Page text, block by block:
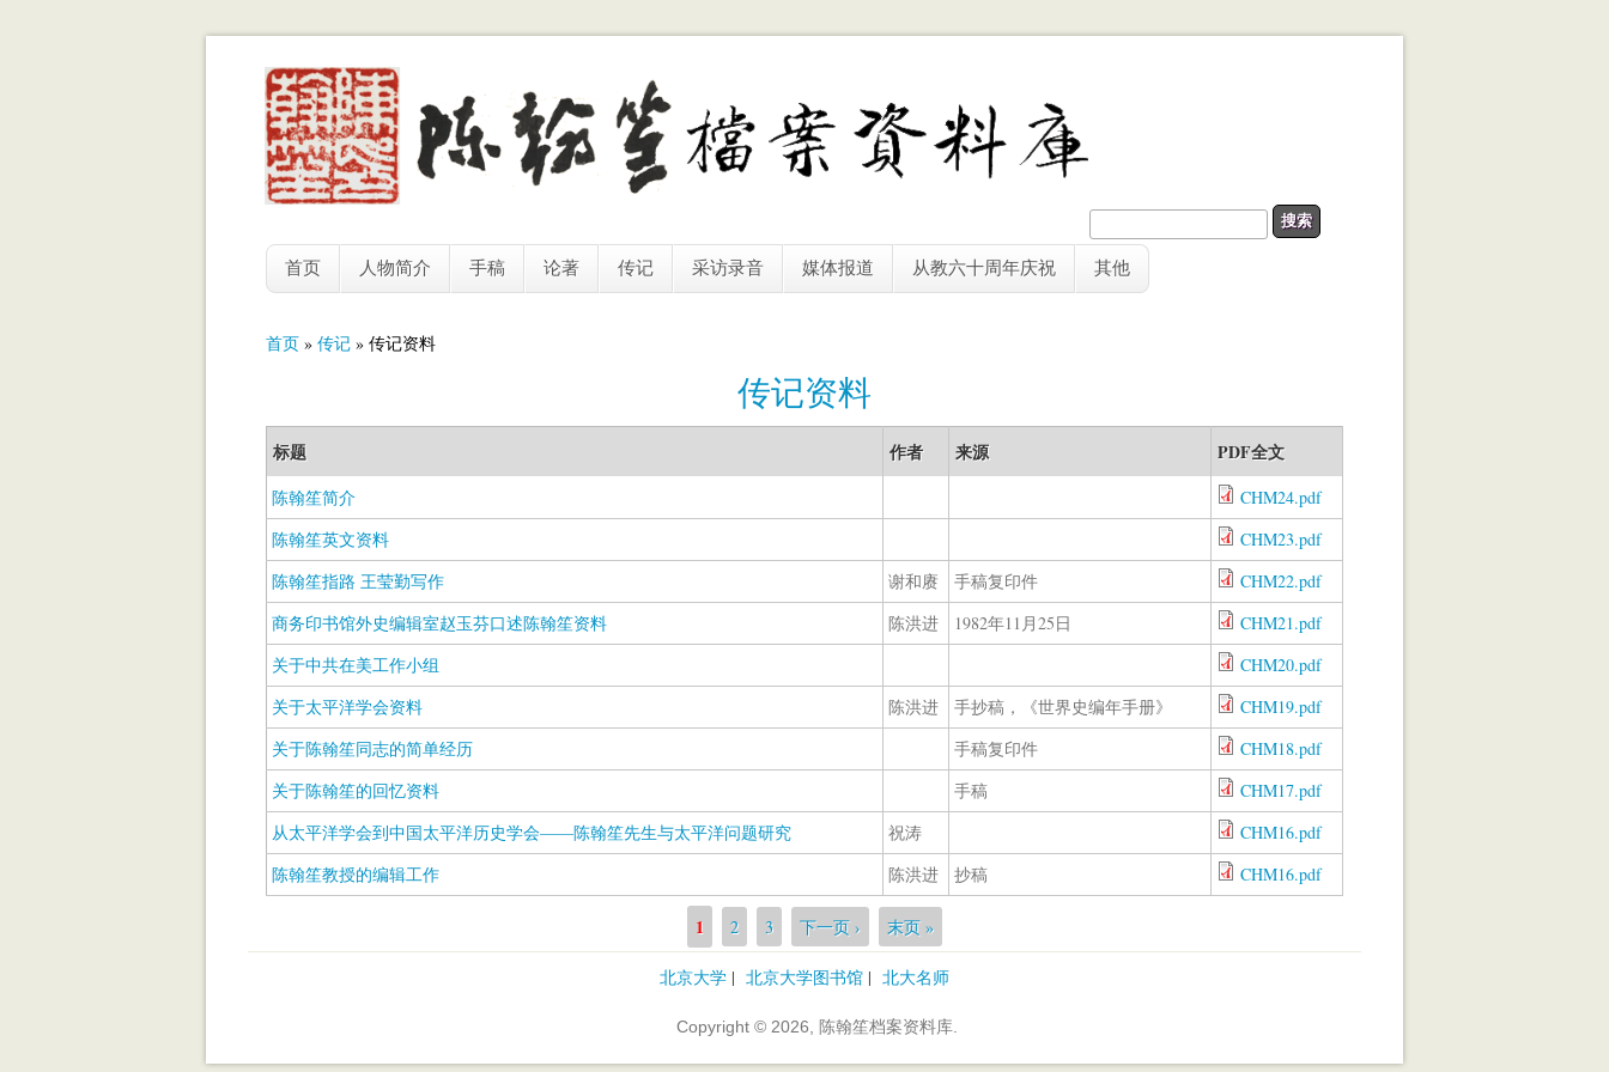
搜索表单
搜索
首页 人物简介 手稿 论著 传记 采访录音 媒体报道 从教六十周年庆祝 其他
你在这里
首页 » 传记 » 传记资料
传记资料
标题 作者 来源 PDF全文
陈翰笙简介
CHM24.pdf
陈翰笙英文资料
CHM23.pdf
陈翰笙指路 王莹勤写作
谢和赓 手稿复印件
CHM22.pdf
商务印书馆外史编辑室赵玉芬口述陈翰笙资料
陈洪进 1982年11月25日
CHM21.pdf
关于中共在美工作小组
CHM20.pdf
关于太平洋学会资料
陈洪进 手抄稿，《世界史编年手册》
CHM19.pdf
关于陈翰笙同志的简单经历
手稿复印件
CHM18.pdf
关于陈翰笙的回忆资料
手稿
CHM17.pdf
从太平洋学会到中国太平洋历史学会——陈翰笙先生与太平洋问题研究
祝涛
CHM16.pdf
陈翰笙教授的编辑工作
陈洪进 抄稿 CHM16.pdf
1 2 3 下一页 › 末页 »
北京大学 | 北京大学图书馆 | 北大名师
Copyright © 2026, 陈翰笙档案资料库.